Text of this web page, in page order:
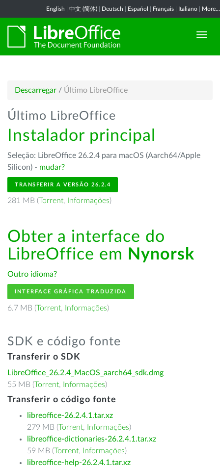
English 中文 (简体) Deutsch Español Français Italiano More...
Descarregar / Último LibreOffice
Último LibreOffice
Instalador principal
Seleção: LibreOffice 26.2.4 para macOS (Aarch64/Apple
Silicon) - mudar?
TRANSFERIR A VERSÃO 26.2.4
281 MB (Torrent, Informações)
Obter a interface do
LibreOffice em Nynorsk
Outro idioma?
INTERFACE GRÁFICA TRADUZIDA
6.7 MB (Torrent, Informações)
SDK e código fonte
Transferir o SDK
LibreOffice_26.2.4_MacOS_aarch64_sdk.dmg
55 MB (Torrent, Informações)
Transferir o código fonte
libreoffice-26.2.4.1.tar.xz
279 MB (Torrent, Informações)
libreoffice-dictionaries-26.2.4.1.tar.xz
59 MB (Torrent, Informações)
libreoffice-help-26.2.4.1.tar.xz